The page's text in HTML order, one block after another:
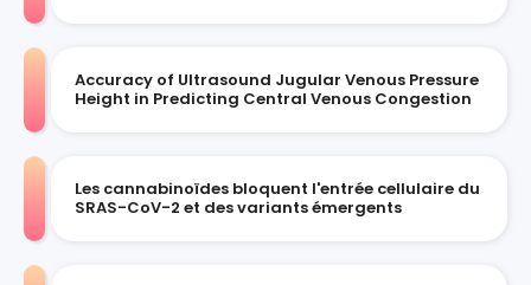
Accuracy of Ultrasound Jugular Venous Pressure
Height in Predicting Central Venous Congestion
Les cannabinoïdes bloquent l'entrée cellulaire du
SRAS-CoV-2 et des variants émergents